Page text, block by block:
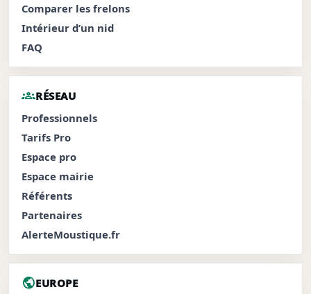
Comparer les frelons
Intérieur d’un nid
FAQ
groupsRÉSEAU
Professionnels
Tarifs Pro
Espace pro
Espace mairie
Référents
Partenaires
AlerteMoustique.fr
publicEUROPE